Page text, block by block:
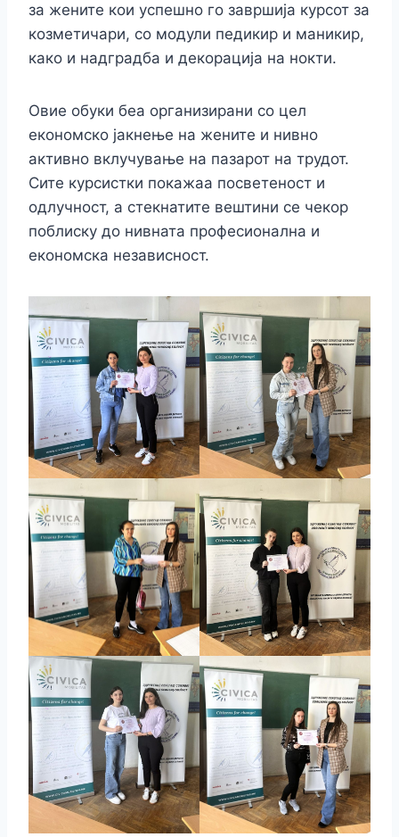
за жените кои успешно го завршија курсот за
козметичари, со модули педикир и маникир,
како и надградба и декорација на нокти.
Овие обуки беа организирани со цел
економско јакнење на жените и нивно
активно вклучување на пазарот на трудот.
Сите курсистки покажаа посветеност и
одлучност, а стекнатите вештини се чекор
поблиску до нивната професионална и
економска независност.